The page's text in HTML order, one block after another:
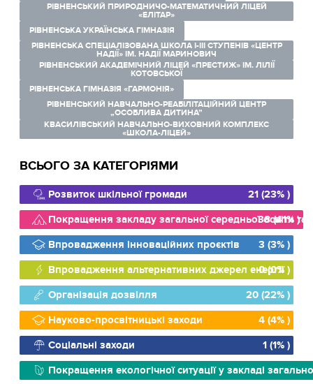
РІВНЕНСЬКИЙ ПРИРОДНИЧО-МАТЕМАТИЧНИЙ ЛІЦЕЙ
«ЕЛІТАР»
РІВНЕНСЬКА УКРАЇНСЬКА ГІМНАЗІЯ
РІВНЕНСЬКА СПЕЦІАЛІЗОВАНА ШКОЛА І-ІІІ СТУПЕНІВ «ЦЕНТР
НАДІЇ» ІМ. НАДІЇ МАРИНОВИЧ
РІВНЕНСЬКИЙ АКАДЕМІЧНИЙ ЛІЦЕЙ «ПРЕСТИЖ» ІМ. ЛІЛІЇ
КОТОВСЬКОЇ
РІВНЕНСЬКА ГІМНАЗІЯ «ГАРМОНІЯ»
РІВНЕНСЬКИЙ НАВЧАЛЬНО-РЕАБІЛІТАЦІЙНИЙ ЦЕНТР
„ОСОБЛИВА ДИТИНА”
КВАСИЛІВСЬКИЙ НАВЧАЛЬНО-ВИХОВНИЙ КОМПЛЕКС
«ШКОЛА-ЛІЦЕЙ»
ВСЬОГО ЗА КАТЕГОРІЯМИ
Розвиток шкільної громади
21 (23% )
Покращення закладу загальної середньої освіти та
38 (41% )
Впровадження інноваційних проєктів
3 (3% )
Впровадження альтернативних джерел енергії
0 (0% )
Організація дозвілля
20 (22% )
Науково-просвітницькі заходи
4 (4% )
Соціальні заходи
1 (1% )
Покращення екологічної ситуації у закладі